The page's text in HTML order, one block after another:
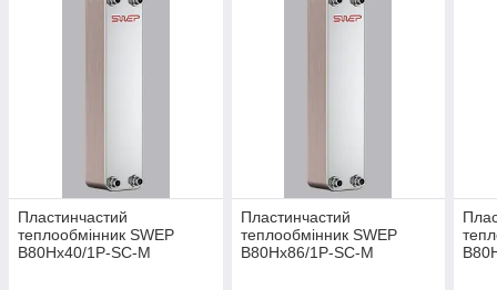
Пластинчастий
теплообмінник SWEP
B80Hx40/1P-SC-M
Пластинчастий
теплообмінник SWEP
B80Hx86/1P-SC-M